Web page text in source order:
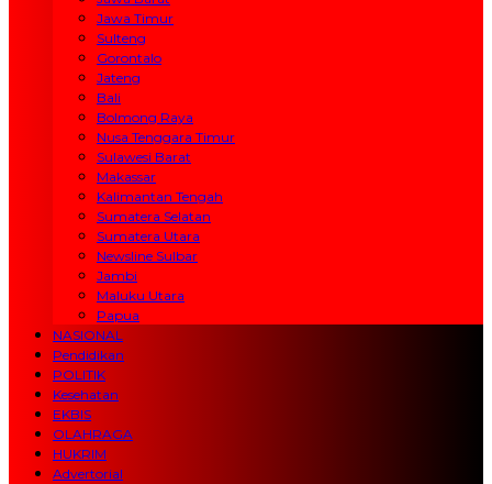
Jawa Timur
Sulteng
Gorontalo
Jateng
Bali
Bolmong Raya
Nusa Tenggara Timur
Sulawesi Barat
Makassar
Kalimantan Tengah
Sumatera Selatan
Sumatera Utara
Newsline Sulbar
Jambi
Maluku Utara
Papua
NASIONAL
Pendidikan
POLITIK
Kesehatan
EKBIS
OLAHRAGA
HUKRIM
Advertorial